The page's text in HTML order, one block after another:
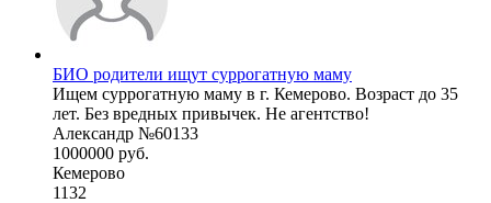
БИО родители ищут суррогатную маму
Ищем суррогатную маму в г. Кемерово. Возраст до 35
лет. Без вредных привычек. Не агентство!
Александр №60133
1000000 руб.
Кемерово
1132